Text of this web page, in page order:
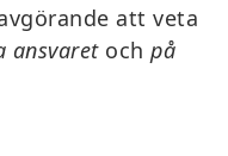
att veta
ansvaretoch på